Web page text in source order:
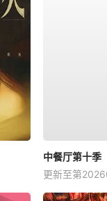
中餐厅第十季
更新至第